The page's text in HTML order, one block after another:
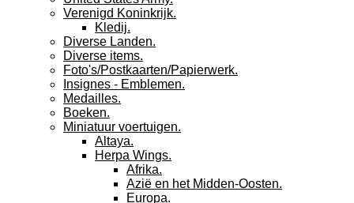
Verenigd Koninkrijk.
Kledij.
Diverse Landen.
Diverse items.
Foto's/Postkaarten/Papierwerk.
Insignes - Emblemen.
Medailles.
Boeken.
Miniatuur voertuigen.
Altaya.
Herpa Wings.
Afrika.
Azië en het Midden-Oosten.
Europa.